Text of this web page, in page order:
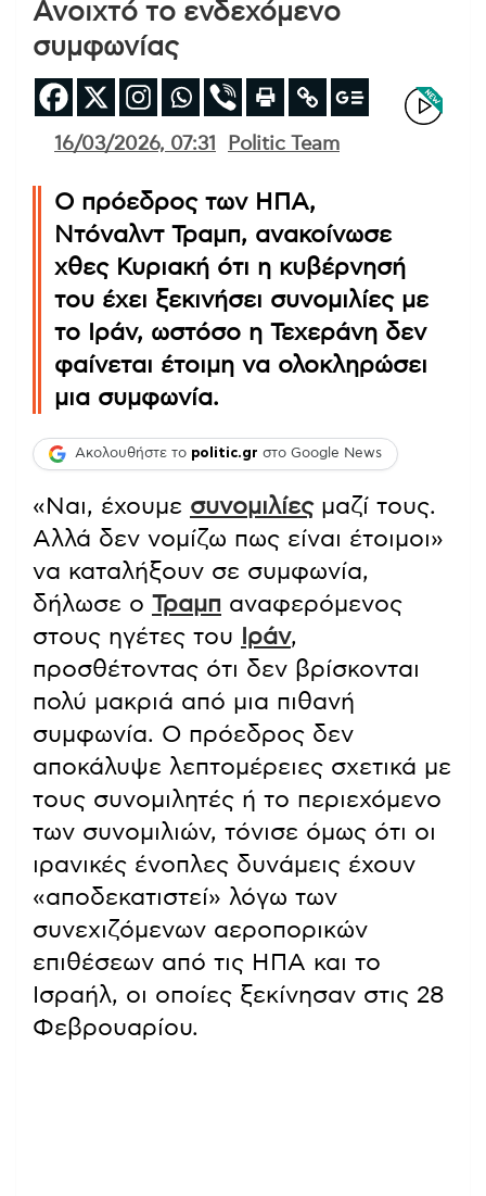
Ανοιχτό το ενδεχόμενο
συμφωνίας
16/03/2026, 07:31 Politic Team
Ο πρόεδρος των ΗΠΑ,
Ντόναλντ Τραμπ, ανακοίνωσε
χθες Κυριακή ότι η κυβέρνησή
του έχει ξεκινήσει συνομιλίες με
το Ιράν, ωστόσο η Τεχεράνη δεν
φαίνεται έτοιμη να ολοκληρώσει
μια συμφωνία.
Ακολουθήστε το politic.gr στο Google News
«Ναι, έχουμε συνομιλίεςμαζί τους.
Αλλά δεν νομίζω πως είναι έτοιμοι»
να καταλήξουν σε συμφωνία,
δήλωσε ο Τραμπ αναφερόμενος
στους ηγέτες του
Ιράν,
προσθέτοντας ότι δεν βρίσκονται
πολύ μακριά από μια πιθανή
συμφωνία. Ο πρόεδρος δεν
αποκάλυψε λεπτομέρειες σχετικά με
τους συνομιλητές ή το περιεχόμενο
των συνομιλιών, τόνισε όμως ότι οι
ιρανικές ένοπλες δυνάμεις έχουν
«αποδεκατιστεί» λόγω των
συνεχιζόμενων αεροπορικών
επιθέσεων από τις ΗΠΑ και το
Ισραήλ, οι οποίες ξεκίνησαν στις 28
Φεβρουαρίου.